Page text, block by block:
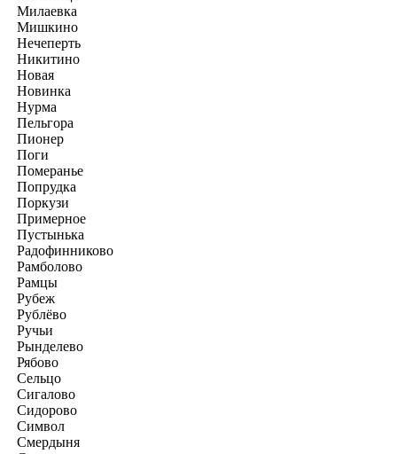
Милаевка
Мишкино
Нечеперть
Никитино
Новая
Новинка
Нурма
Пельгора
Пионер
Поги
Померанье
Попрудка
Поркузи
Примерное
Пустынька
Радофинниково
Рамболово
Рамцы
Рубеж
Рублёво
Ручьи
Рынделево
Рябово
Сельцо
Сигалово
Сидорово
Символ
Смердыня